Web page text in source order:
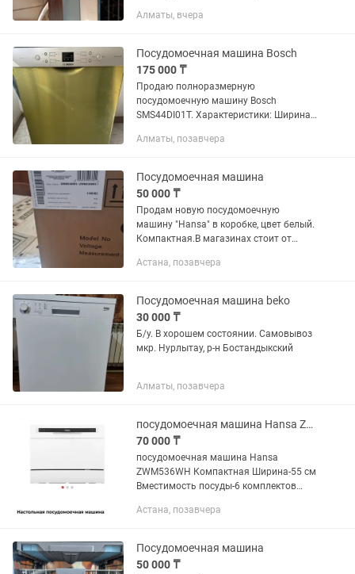
Алматы, вчера
Посудомоечная машина Bosch
175 000 ₸
Продаю полноразмерную
посудомоечную машину Bosch
SMS44DI01T. Характеристики: Ширина:
(Интенсивный 70°C, Авто 45-65°C, Эко
Половинная загрузка...
Алматы, позавчера
Посудомоечная машина
50 000 ₸
Продам новую посудомоечную
машину "Hansa" в коробке, цвет белый.
Компактная.В магазинах стоит от
Астана, позавчера
Посудомоечная машина beko
30 000 ₸
Б/у. В хорошем состоянии. Самовывоз
мкр. Нурлытау, р-н Бостандыкский
Алматы, позавчера
посудомоечная машина Hansa ZWM536WH
70 000 ₸
посудомоечная машина Hansa
ZWM536WH Компактная Ширина-55 см
Вместимость посуды-6 комплектов
управления-Электронное Потребление
потребляемая...
Астана, позавчера
Посудомоечная машина
50 000 ₸